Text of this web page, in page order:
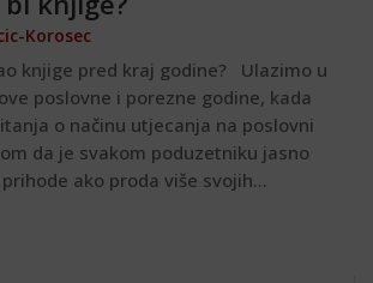
Korosec
knjige pred kraj godine? Ulazimo u
poslovne i porezne godine, kada
o načinu utjecanja na poslovni
da je svakom poduzetniku jasno
ako proda više svojih...